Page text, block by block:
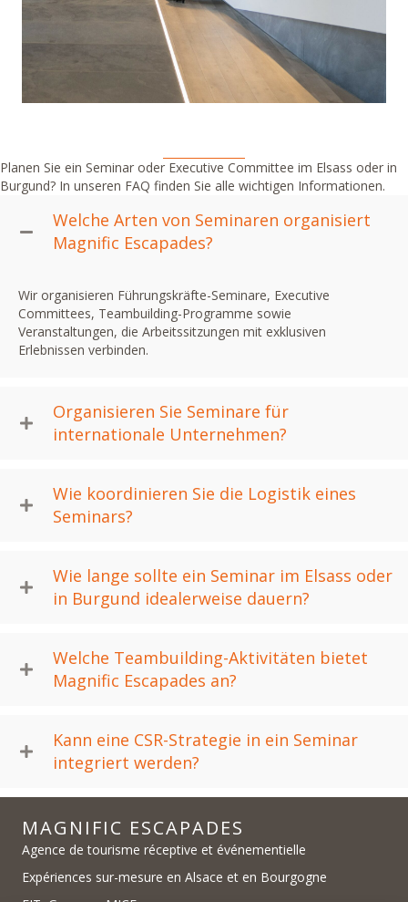
Planen Sie ein Seminar oder Executive Committee im Elsass oder in
Burgund? In unseren FAQ finden Sie alle wichtigen Informationen.
Welche Arten von Seminaren organisiert
Magnific Escapades?
Wir organisieren Führungskräfte-Seminare, Executive
Committees, Teambuilding-Programme sowie
Veranstaltungen, die Arbeitssitzungen mit exklusiven
Erlebnissen verbinden.
Organisieren Sie Seminare für
internationale Unternehmen?
Wie koordinieren Sie die Logistik eines
Seminars?
Wie lange sollte ein Seminar im Elsass oder
in Burgund idealerweise dauern?
Welche Teambuilding-Aktivitäten bietet
Magnific Escapades an?
Kann eine CSR-Strategie in ein Seminar
integriert werden?
MAGNIFIC ESCAPADES
Agence de tourisme réceptive et événementielle
Expériences sur-mesure en Alsace et en Bourgogne